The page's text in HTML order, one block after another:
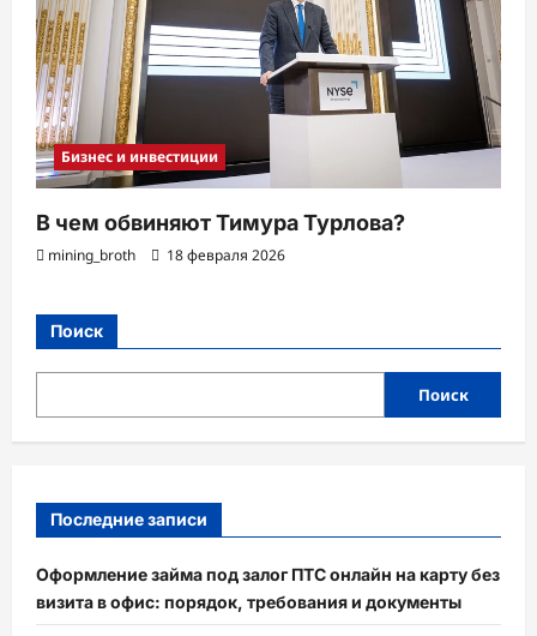
Бизнес и инвестиции
В чем обвиняют Тимура Турлова?
mining_broth 18 февраля 2026
Поиск
Поиск
Последние записи
Оформление займа под залог ПТС онлайн на карту без
визита в офис: порядок, требования и документы